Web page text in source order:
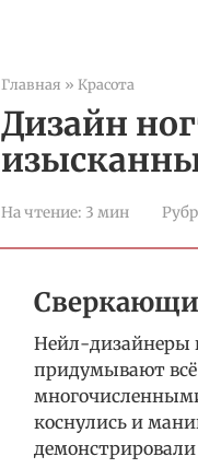
Главная » Красота
Дизайн
На чтение: 3 мин
Нейл-дизайнеры
придумывают
коснулись и